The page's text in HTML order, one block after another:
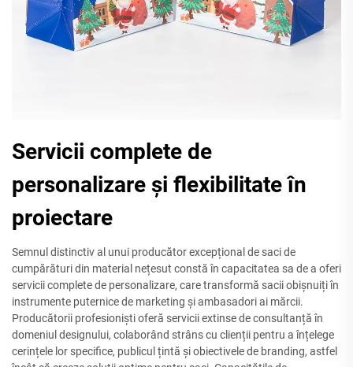
Servicii complete de
personalizare și flexibilitate în
proiectare
Semnul distinctiv al unui producător excepțional de saci de
cumpărături din material nețesut constă în capacitatea sa de a oferi
servicii complete de personalizare, care transformă sacii obișnuiți în
instrumente puternice de marketing și ambasadori ai mărcii.
Producătorii profesioniști oferă servicii extinse de consultanță în
domeniul designului, colaborând strâns cu clienții pentru a înțelege
cerințele lor specifice, publicul țintă și obiectivele de branding, astfel